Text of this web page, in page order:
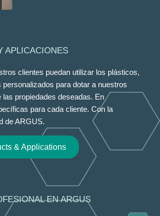
APLICACIONES
clientes puedan utilizar los plásticos,
para dotar a nuestros
las propiedades deseadas. En
para cada cliente. Con la
de ARGUS.
& Applications
EN ARGUS